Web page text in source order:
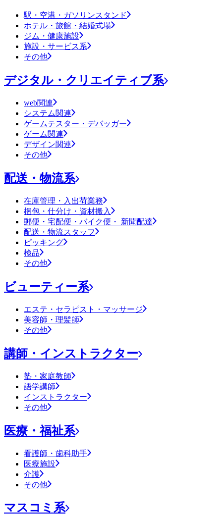
駅・空港・ガソリンスタンド
ホテル・旅館・結婚式場
ジム・健康施設
施設・サービス系
その他
デジタル・クリエイティブ系
web関連
システム関連
ゲームテスター・デバッガー
ゲーム関連
デザイン関連
その他
配送・物流系
在庫管理・入出荷業務
梱包・仕分け・資材搬入
郵便・宅配便・バイク便・ 新聞配達
配送・物流スタッフ
ピッキング
検品
その他
ビューティー系
エステ・セラピスト・マッサージ
美容師・理髪師
その他
講師・インストラクター
塾・家庭教師
語学講師
インストラクター
その他
医療・福祉系
看護師・歯科助手
医療施設
介護
その他
マスコミ系